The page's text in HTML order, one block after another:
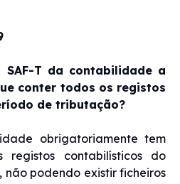
T da contabilidade a
conter todos os registos
de tributação?
obrigatoriamente tem
contabilísticos do
podendo existir ficheiros